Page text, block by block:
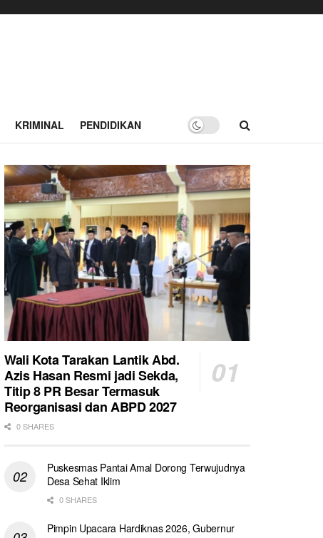
KRIMINAL PENDIDIKAN
Wali Kota Tarakan Lantik Abd.
Azis Hasan Resmi jadi Sekda,
Titip 8 PR Besar Termasuk
Reorganisasi dan ABPD 2027
0 SHARES
Puskesmas Pantai Amal Dorong Terwujudnya
Desa Sehat Iklim
0 SHARES
Pimpin Upacara Hardiknas 2026, Gubernur